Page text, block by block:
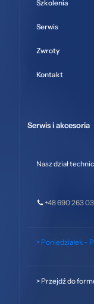
Szkolenia
Serwis
Zwroty
Kontakt
Serwis i akcesoria
Nasz dział
+48 690 263
> Poniedziałek –
> Przejdź do